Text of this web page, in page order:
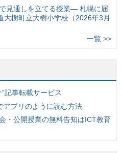
見通しを立てる授業— 札幌に届
大樹町立大樹小学校（2026年3月
一覧 >>
記事転載サービス
アプリのように読む方法
・公開授業の無料告知はICT教育